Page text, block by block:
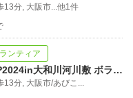
13分, 大阪市...他1件
ンティア
国際交流×ごみ拾い OICP2024in大和川河川敷 ボランティア募集！
13分, 大阪市/あびこ...